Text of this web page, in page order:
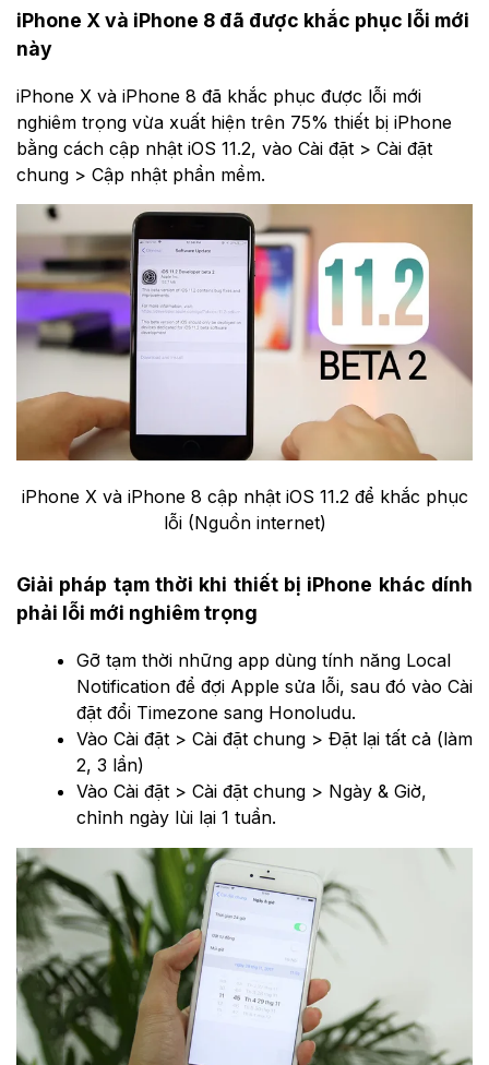
iPhone X và iPhone 8 đã được khắc phục lỗi mới
này
iPhone X và iPhone 8 đã khắc phục được lỗi mới
nghiêm trọng vừa xuất hiện trên 75% thiết bị iPhone
bằng cách cập nhật iOS 11.2, vào Cài đặt > Cài đặt
chung > Cập nhật phần mềm.
iPhone X và iPhone 8 cập nhật iOS 11.2 để khắc phục
lỗi (Nguồn internet)
Giải pháp tạm thời khi thiết bị iPhone khác dính
phải lỗi mới nghiêm trọng
Gỡ tạm thời những app dùng tính năng Local
Notification để đợi Apple sửa lỗi, sau đó vào Cài
đặt đổi Timezone sang Honoludu.
Vào Cài đặt > Cài đặt chung > Đặt lại tất cả (làm
2, 3 lần)
Vào Cài đặt > Cài đặt chung > Ngày & Giờ,
chỉnh ngày lùi lại 1 tuần.